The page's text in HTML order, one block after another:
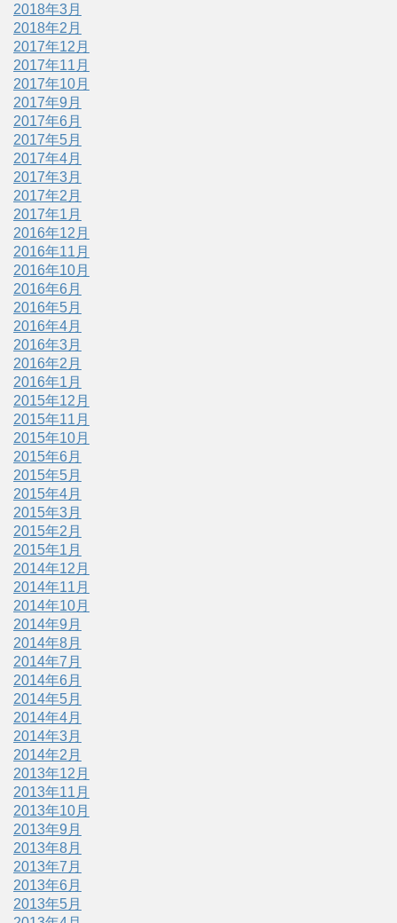
2018年3月
2018年2月
2017年12月
2017年11月
2017年10月
2017年9月
2017年6月
2017年5月
2017年4月
2017年3月
2017年2月
2017年1月
2016年12月
2016年11月
2016年10月
2016年6月
2016年5月
2016年4月
2016年3月
2016年2月
2016年1月
2015年12月
2015年11月
2015年10月
2015年6月
2015年5月
2015年4月
2015年3月
2015年2月
2015年1月
2014年12月
2014年11月
2014年10月
2014年9月
2014年8月
2014年7月
2014年6月
2014年5月
2014年4月
2014年3月
2014年2月
2013年12月
2013年11月
2013年10月
2013年9月
2013年8月
2013年7月
2013年6月
2013年5月